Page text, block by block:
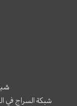
شبكة السراج في